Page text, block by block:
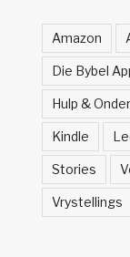
Amazon
Die Bybel
Hulp &
Kindle
Stories
Vrystellings